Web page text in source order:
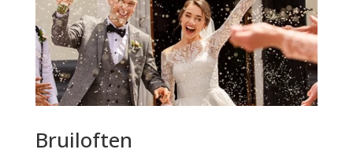
Bruiloften